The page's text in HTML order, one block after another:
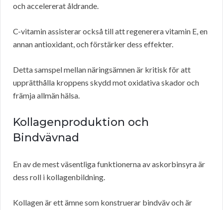
och accelererat åldrande.
C-vitamin assisterar också till att regenerera vitamin E, en
annan antioxidant, och förstärker dess effekter.
Detta samspel mellan näringsämnen är kritisk för att
upprätthålla kroppens skydd mot oxidativa skador och
främja allmän hälsa.
Kollagenproduktion och
Bindvävnad
En av de mest väsentliga funktionerna av askorbinsyra är
dess roll i kollagenbildning.
Kollagen är ett ämne som konstruerar bindväv och är